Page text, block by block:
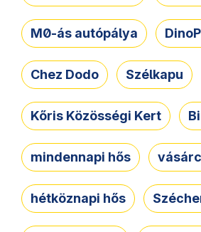
M0-ás autópálya
Chez Dodo Szélkapu
Kőris Közösségi Kert
mindennapi hős
hétköznapi hős